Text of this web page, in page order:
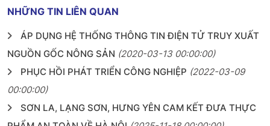
NHỮNG TIN LIÊN QUAN
ÁP DỤNG HỆ THỐNG THÔNG TIN ĐIỆN TỬ TRUY XUẤT
NGUỒN GỐC NÔNG SẢN (2020-03-13 00:00:00)
PHỤC HỒI PHÁT TRIỂN CÔNG NGHIỆP (2022-03-09
00:00:00)
SƠN LA, LẠNG SƠN, HƯNG YÊN CAM KẾT ĐƯA THỰC